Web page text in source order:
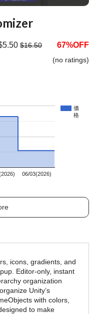
$16.50 67%OFF
(no ratings)
価
格
06/03(2026)
icons, gradients, and
Editor-only, instant
organization
Unity’s
with colors,
to make